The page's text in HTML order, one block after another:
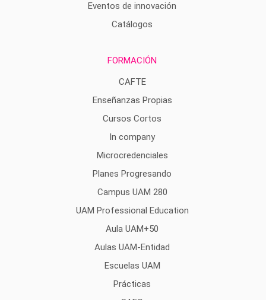
Eventos de innovación
Catálogos
FORMACIÓN
CAFTE
Enseñanzas Propias
Cursos Cortos
In company
Microcredenciales
Planes Progresando
Campus UAM 280
UAM Professional Education
Aula UAM+50
Aulas UAM-Entidad
Escuelas UAM
Prácticas